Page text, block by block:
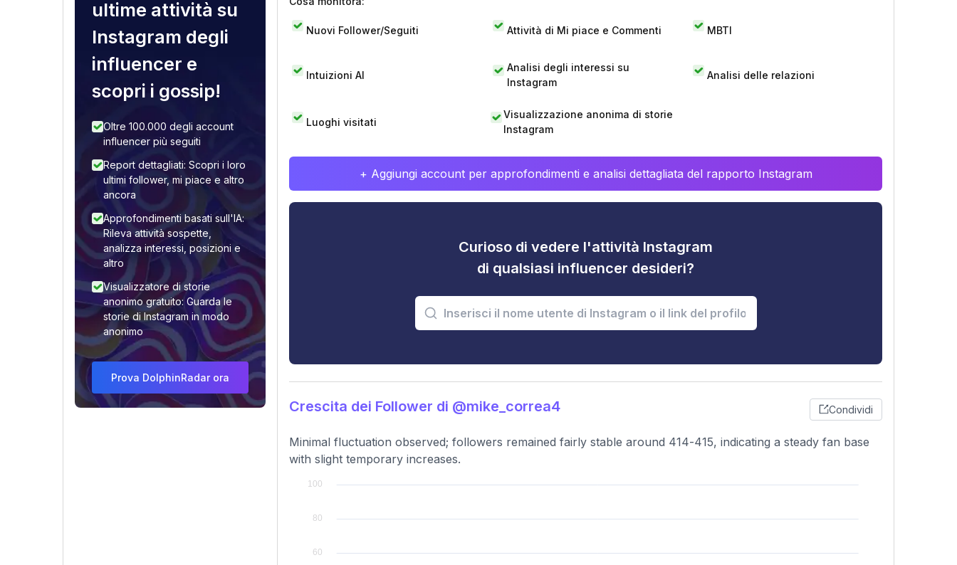
ultime attività su
Instagram degli
influencer e
scopri i gossip!
Oltre 100.000 degli account
influencer più seguiti
Report dettagliati: Scopri i loro
ultimi follower, mi piace e altro
ancora
Approfondimenti basati sull'IA:
Rileva attività sospette,
analizza interessi, posizioni e
altro
Visualizzatore di storie
anonimo gratuito: Guarda le
storie di Instagram in modo
anonimo
Prova DolphinRadar ora
Nuovi Follower/Seguiti Attività di Mi piace e Commenti MBTI
Intuizioni AI
Analisi degli interessi su
Instagram
Analisi delle relazioni
Luoghi visitati
Visualizzazione anonima di storie
Instagram
+ Aggiungi account per approfondimenti e analisi dettagliata del rapporto Instagram
Curioso di vedere l'attività Instagram
di qualsiasi influencer desideri?
Crescita dei Follower di @mike_correa4 Condividi
Minimal fluctuation observed; followers remained fairly stable around 414-415, indicating a steady fan base
with slight temporary increases.